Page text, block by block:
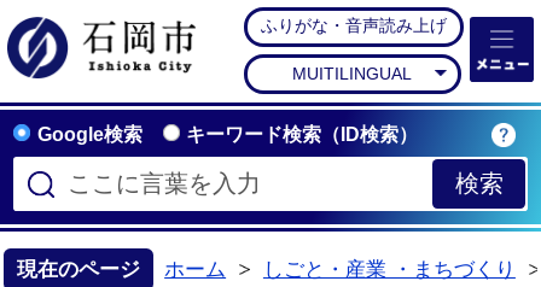
石岡市公式ホームペー
ふりがな・音声読み上げ
MUITILINGUAL
Google検索 キーワード検索（ID検索）
現在のページ ホーム
しごと・産業 ・まちづくり